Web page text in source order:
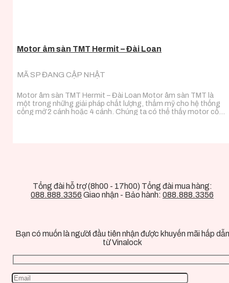
Motor âm sàn TMT Hermit – Đài Loan
MÃ SP ĐANG CẬP NHẬT
Motor âm sàn TMT Hermit – Đài Loan Motor âm sàn TMT là
một trong những giải pháp chất lượng, thẩm mỹ cho hệ thống
cổng mở 2 cánh hoặc 4 cánh. Chúng ta có thể thấy motor cổng
Tổng đài hỗ trợ (8h00 - 17h00) Tổng đài mua hàng:
088.888.3356 Giao nhận - Bảo hành: 088.888.3356
Bạn có muốn là người đầu tiên nhận được khuyến mãi hấp dẫn
từ Vinalock